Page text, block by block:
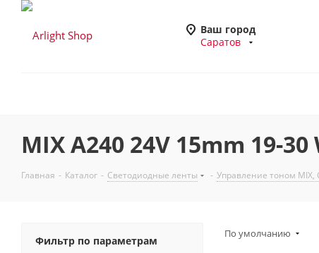
Ваш город
Саратов
MIX A240 24V 15mm 19-30
Главная - Каталог - Светодиодные ленты - Управление тоном MIX,
По умолчанию
Фильтр по параметрам